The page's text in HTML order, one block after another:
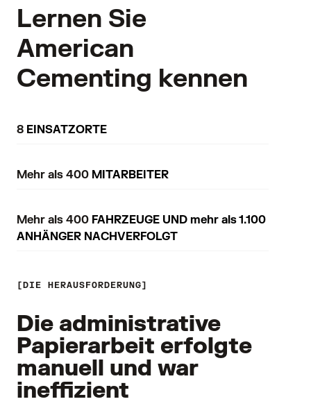
Lernen Sie
American
Cementing kennen
8 EINSATZORTE
Mehr als 400 MITARBEITER
Mehr als 400 FAHRZEUGE UND mehr als 1.100
ANHÄNGER NACHVERFOLGT
DIE HERAUSFORDERUNG
Die administrative
Papierarbeit erfolgte
manuell und war
ineffizient